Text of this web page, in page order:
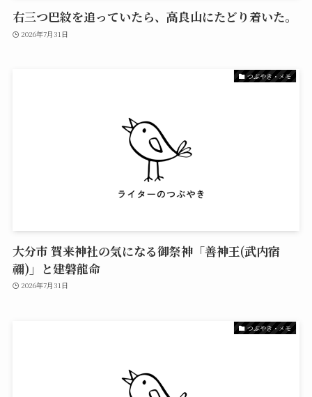
右三つ巴紋を追っていたら、高良山にたどり着いた。
2026年7月31日
つぶやき・メモ
大分市 賀来神社の気になる御祭神「善神王(武内宿
禰)」と建磐龍命
2026年7月31日
つぶやき・メモ